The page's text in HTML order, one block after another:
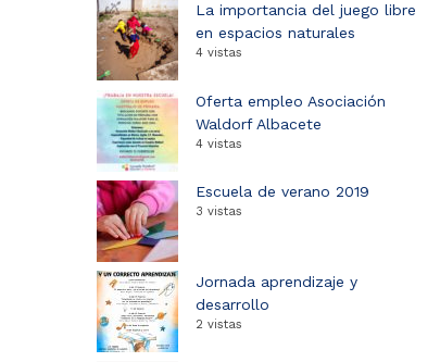
La importancia del juego libre
en espacios naturales
4 vistas
Oferta empleo Asociación
Waldorf Albacete
4 vistas
Escuela de verano 2019
3 vistas
Jornada aprendizaje y
desarrollo
2 vistas